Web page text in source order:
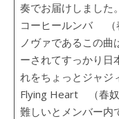
奏でお届けしました。
コーヒールンバ （
ノヴァであるこの
ーされてすっかり日
れをちょっとジャジ
Flying Heart （春奴
難しいとメンバー内